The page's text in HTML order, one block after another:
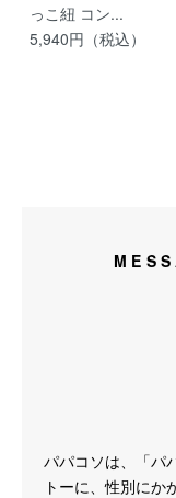
っこ紐 コン...
5,940円（税込）
パパコソは、「パ
トーに、性別にか